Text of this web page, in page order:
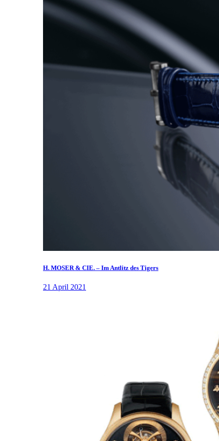
H. MOSER & CIE. – Im Antlitz des Tigers
21 April 2021